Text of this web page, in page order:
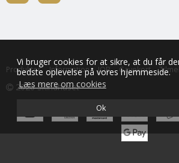
Vi bruger cookies for at sikre, at du får
bedste oplevelse på vores hjemmeside.
Læs mere om cookies
Ok
Produkter Information JOB Gavekort
2026 Skindhuset